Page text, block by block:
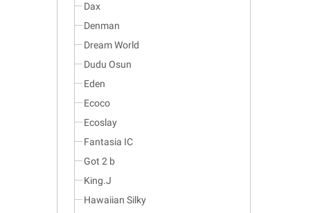
Dax
Denman
Dream World
Dudu Osun
Eden
Ecoco
Ecoslay
Fantasia IC
Got 2 b
King.J
Hawaiian Silky